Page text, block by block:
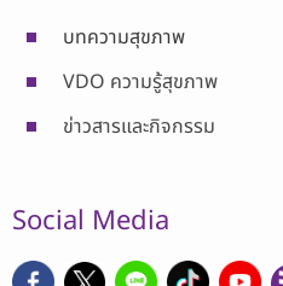
บทความสุขภาพ
VDO ความรู้สุขภาพ
ข่าวสารและกิจกรรม
Social Media